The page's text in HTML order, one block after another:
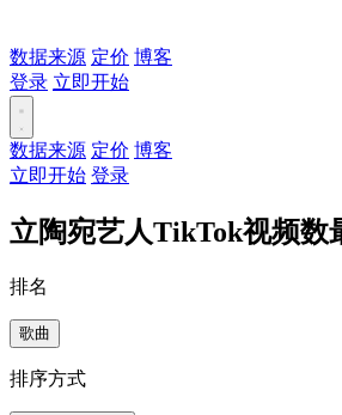
数据来源 定价 博客
登录 立即开始
数据来源 定价 博客
立即开始 登录
立陶宛艺人TikTok视频数
排名
歌曲
排序方式